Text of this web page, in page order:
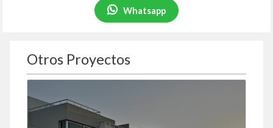
Whatsapp
Otros Proyectos